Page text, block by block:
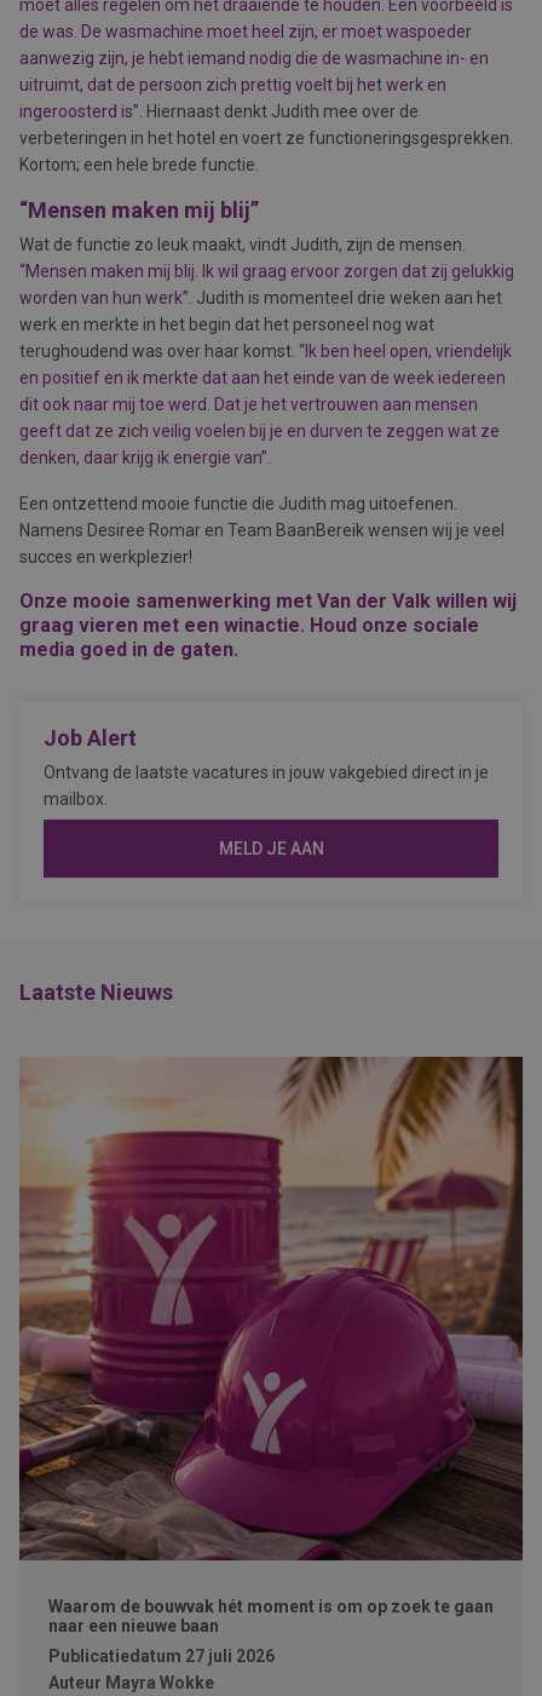
moet alles regelen om het draaiende te houden. Een voorbeeld is
de was. De wasmachine moet heel zijn, er moet waspoeder
aanwezig zijn, je hebt iemand nodig die de wasmachine in- en
uitruimt, dat de persoon zich prettig voelt bij het werk en
ingeroosterd is”. Hiernaast denkt Judith mee over de
verbeteringen in het hotel en voert ze functioneringsgesprekken.
Kortom; een hele brede functie.
“Mensen maken mij blij”
Wat de functie zo leuk maakt, vindt Judith, zijn de mensen.
“Mensen maken mij blij. Ik wil graag ervoor zorgen dat zij gelukkig
worden van hun werk”. Judith is momenteel drie weken aan het
werk en merkte in het begin dat het personeel nog wat
terughoudend was over haar komst. “Ik ben heel open, vriendelijk
en positief en ik merkte dat aan het einde van de week iedereen
dit ook naar mij toe werd. Dat je het vertrouwen aan mensen
geeft dat ze zich veilig voelen bij je en durven te zeggen wat ze
denken, daar krijg ik energie van”.
Een ontzettend mooie functie die Judith mag uitoefenen.
Namens Desiree Romar en Team BaanBereik wensen wij je veel
succes en werkplezier!
Onze mooie samenwerking met Van der Valk willen wij
graag vieren met een winactie. Houd onze sociale
media goed in de gaten.
Job Alert
Ontvang de laatste vacatures in jouw vakgebied direct in je
mailbox.
MELD JE AAN
Laatste Nieuws
Waarom de bouwvak hét moment is om op zoek te gaan
naar een nieuwe baan
Publicatiedatum 27 juli 2026
Auteur Mayra Wokke